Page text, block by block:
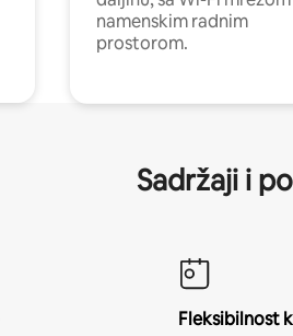
namenskim radnim
prostorom.
Sadržaji i
Fleksibilnost